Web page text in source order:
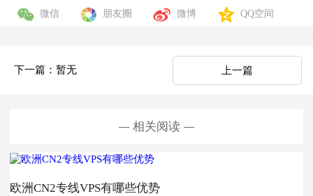
微信 朋友圈 微博 QQ空间
下一篇：暂无 上一篇
相关阅读
欧洲CN2专线VPS有哪些优势